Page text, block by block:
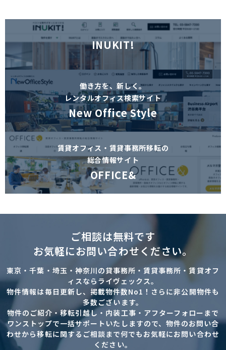
INUKIT!
働き方を、新しく。
レンタルオフィス検索サイト
New Office Style
賃貸オフィス・賃貸事務所移転の
総合情報サイト
OFFICE&
ご相談は無料です
お気軽にお問い合わせください。
東京・千葉・埼玉・神奈川の貸事務所・賃貸事務所・賃貸オフ
ィスならライヴェックス。
物件情報は毎日更新し、掲載物件数No1！さらに非公開物件も
多数ございます。
物件のご紹介・移転引越し・内装工事・アフターフォローまで
ワンストップで一括サポートいたしますので、物件のお問い合
わせから移転に関するご相談まで何でもお気軽にお問い合わせ
ください。